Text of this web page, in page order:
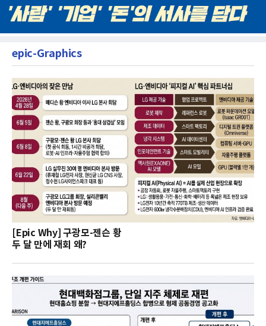
epic-Graphics
[Epic Why] 구광모-젠슨 황
두 달 만에 재회 왜?